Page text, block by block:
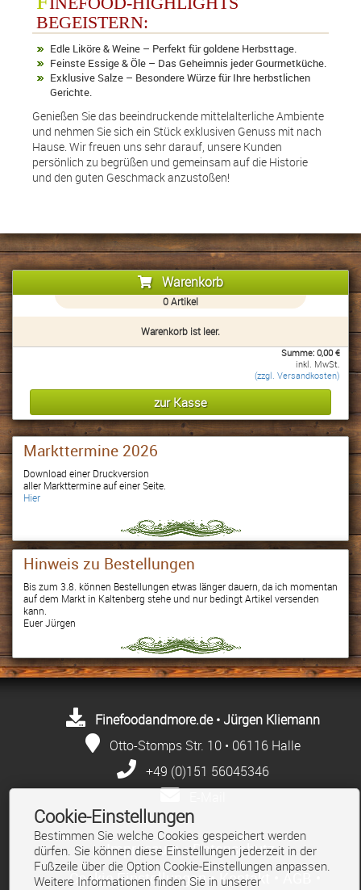
BEGEISTERN:
Edle Liköre & Weine – Perfekt für goldene Herbsttage.
Feinste Essige & Öle – Das Geheimnis jeder Gourmetküche.
Exklusive Salze – Besondere Würze für Ihre herbstlichen
Gerichte.
Genießen Sie das beeindruckende mittelalterliche Ambiente
und nehmen Sie sich ein Stück exklusiven Genuss mit nach
Hause. Wir freuen uns sehr darauf, unsere Kunden
persönlich zu begrüßen und gemeinsam auf die Historie
und den guten Geschmack anzustoßen!
Warenkorb
0Artikel
Warenkorb ist leer.
Summe: 0,00 €
inkl. MwSt.
(zzgl. Versandkosten)
Markttermine 2026
Download einer Druckversion
aller Markttermine auf einer Seite.
Hier
Hinweis zu Bestellungen
Bis zum 3.8. können Bestellungen etwas länger dauern, da ich momentan
auf dem Markt in Kaltenberg stehe und nur bedingt Artikel versenden
kann.
Euer Jürgen
Finefoodandmore.de • Jürgen Kliemann
Otto-Stomps Str. 10 • 06116 Halle
+49 (0)151 56045346
Impressum • Datenschutz •
Cookie Einstellungen • Kontakt AGB
Cookie-Einstellungen
Bestimmen Sie welche Cookies gespeichert werden
dürfen. Sie können diese Einstellungen jederzeit in der
Fußzeile über die Option Cookie-Einstellungen anpassen.
Weitere Informationen finden Sie in unserer